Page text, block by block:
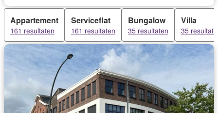
Appartement
161 resultaten
Serviceflat
161 resultaten
Bungalow
35 resultaten
Villa
35